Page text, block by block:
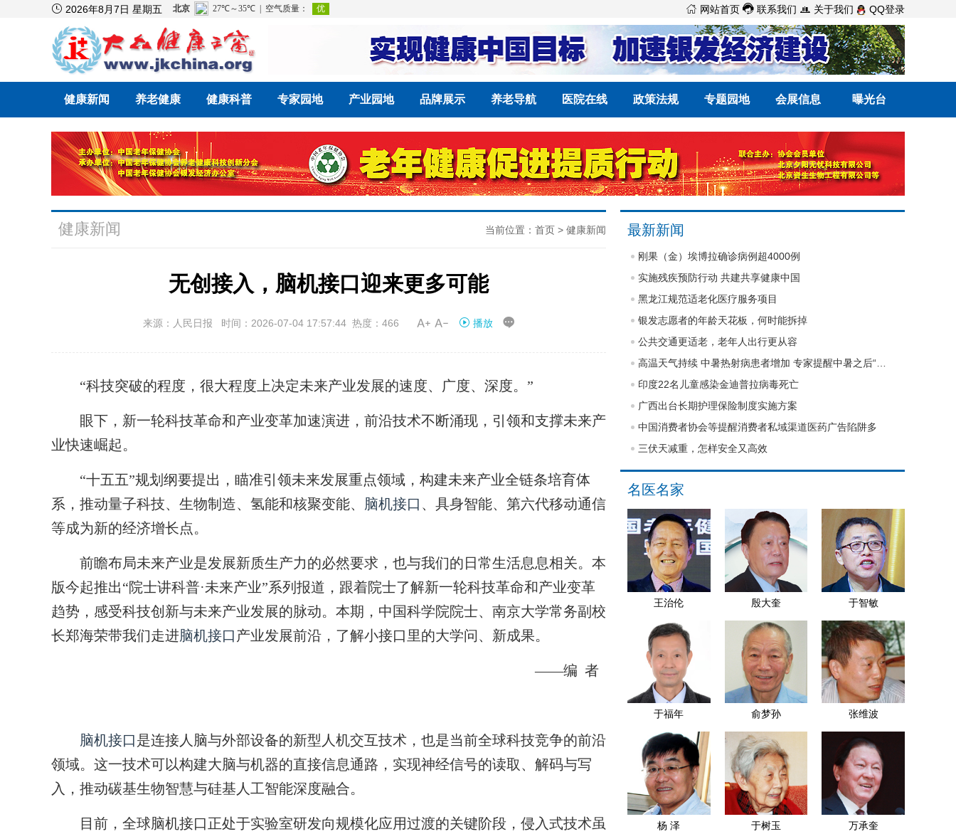
 2026年8月7日 星期五  网站首页  联系我们  关于我们 QQ登录
健康新闻 养老健康 健康科普 专家园地 产业园地 品牌展示 养老导航 医院在线 政策法规 专题园地 会展信息 曝光台
健康新闻 当前位置： 首页 > 健康新闻
无创接入，脑机接口迎来更多可能
来源：人民日报 时间：2026-07-04 17:57:44 热度：466  播放 
“科技突破的程度，很大程度上决定未来产业发展的速度、广度、深度。”
眼下，新一轮科技革命和产业变革加速演进，前沿技术不断涌现，引领和支撑未来产
业快速崛起。
“十五五”规划纲要提出，瞄准引领未来发展重点领域，构建未来产业全链条培育体
系，推动量子科技、生物制造、氢能和核聚变能、 脑机接口 、具身智能、第六代移动通信
等成为新的经济增长点。
前瞻布局未来产业是发展新质生产力的必然要求，也与我们的日常生活息息相关。本
版今起推出“院士讲科普·未来产业”系列报道，跟着院士了解新一轮科技革命和产业变革
趋势，感受科技创新与未来产业发展的脉动。本期，中国科学院院士、南京大学常务副校
长郑海荣带我们走进脑机接口产业发展前沿，了解小接口里的大学问、新成果。
——编 者
脑机接口是连接人脑与外部设备的新型人机交互技术，也是当前全球科技竞争的前沿
领域。这一技术可以构建大脑与机器的直接信息通路，实现神经信号的读取、解码与写
入，推动碳基生物智慧与硅基人工智能深度融合。
目前，全球脑机接口正处于实验室研发向规模化应用过渡的关键阶段，侵入式技术虽
最新新闻
刚果（金）埃博拉确诊病例超4000例
实施残疾预防行动 共建共享健康中国
黑龙江规范适老化医疗服务项目
银发志愿者的年龄天花板，何时能拆掉
公共交通更适老，老年人出行更从容
印度22名儿童感染金迪普拉病毒死亡
广西出台长期护理保险制度实施方案
中国消费者协会等提醒消费者私域渠道医药广告陷阱多
三伏天减重，怎样安全又高效
名医名家
王治伦 殷大奎 于智敏
于福年 俞梦孙 张维波
杨 泽 于树玉 万承奎